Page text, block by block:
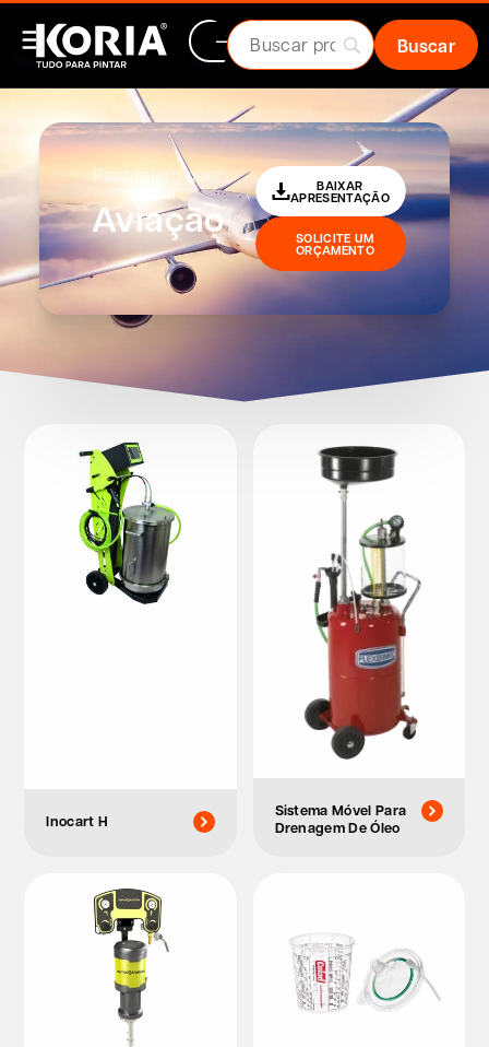
Para quem quer
pintar:
Aviação
BAIXAR
APRESENTAÇÃO
SOLICITE UM
ORÇAMENTO
Inocart H
Sistema Móvel Para
Drenagem De Óleo